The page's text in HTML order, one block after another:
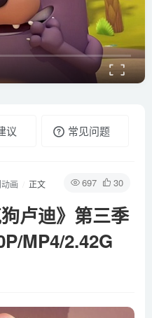
议 常见问题
697 30
画 正文
卢迪》第三季
MP4/2.42G